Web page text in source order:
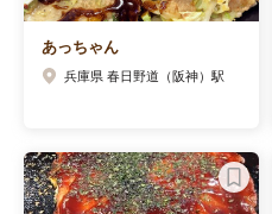
あっちゃん
兵庫県 春日野道（阪神）駅